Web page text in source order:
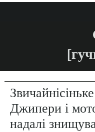
Джипери і
надалі